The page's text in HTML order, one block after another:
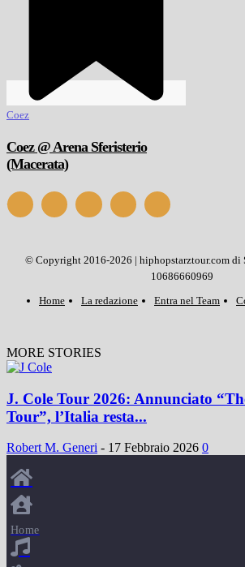
Coez
Coez @ Arena Sferisterio
(Macerata)
© Copyright 2016-2026 | hiphopstarztour.com di
10686660969
Home
La redazione Entra nel Team
MORE STORIES
J. Cole Tour 2026: Annunciato
Tour”, l’Italia resta...
Robert M. Generi - 17 Febbraio 2026 0
Home